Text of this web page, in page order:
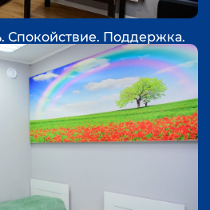
Спокойствие. Поддержка.